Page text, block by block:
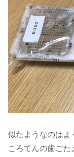
似たようなのはよ
ころてんの歯ごた